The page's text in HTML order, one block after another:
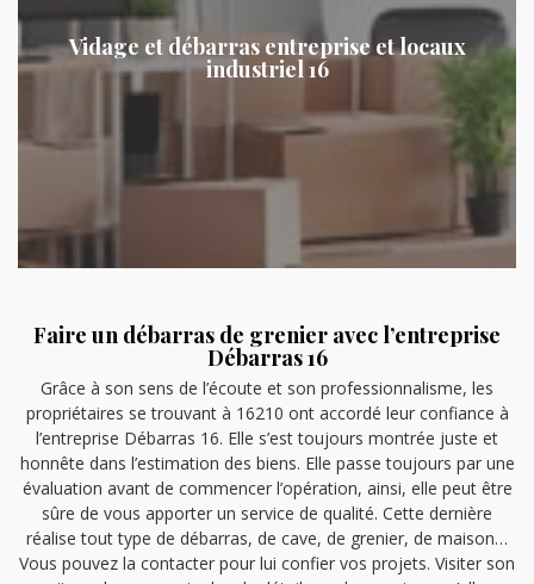
Vidage et débarras entreprise et locaux
industriel 16
Faire un débarras de grenier avec l’entreprise
Débarras 16
Grâce à son sens de l’écoute et son professionnalisme, les
propriétaires se trouvant à 16210 ont accordé leur confiance à
l’entreprise Débarras 16. Elle s’est toujours montrée juste et
honnête dans l’estimation des biens. Elle passe toujours par une
évaluation avant de commencer l’opération, ainsi, elle peut être
sûre de vous apporter un service de qualité. Cette dernière
réalise tout type de débarras, de cave, de grenier, de maison…
Vous pouvez la contacter pour lui confier vos projets. Visiter son